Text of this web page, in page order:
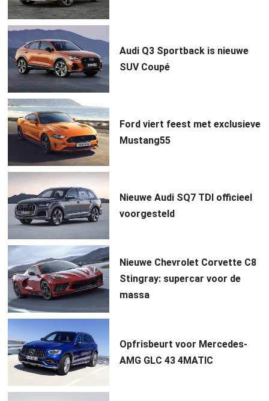
Audi Q3 Sportback is nieuwe
SUV Coupé
Ford viert feest met exclusieve
Mustang55
Nieuwe Audi SQ7 TDI officieel
voorgesteld
Nieuwe Chevrolet Corvette C8
Stingray: supercar voor de
massa
Opfrisbeurt voor Mercedes-
AMG GLC 43 4MATIC